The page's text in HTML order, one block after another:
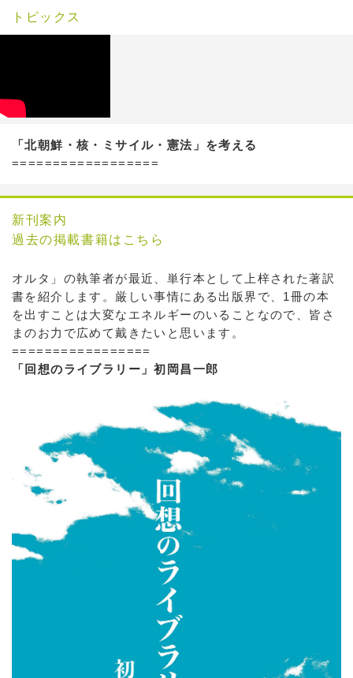
トピックス
「北朝鮮・核・ミサイル・憲法」を考える
==================
新刊案内
過去の掲載書籍はこちら
オルタ」の執筆者が最近、単行本として上梓された著訳
書を紹介します。厳しい事情にある出版界で、1冊の本
を出すことは大変なエネルギーのいることなので、皆さ
まのお力で広めて戴きたいと思います。
=================
「回想のライブラリー」初岡昌一郎